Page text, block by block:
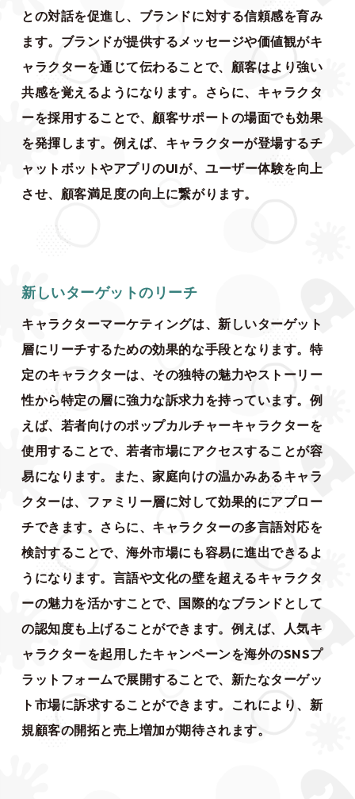
との対話を促進し、ブランドに対する信頼感を育み
ます。ブランドが提供するメッセージや価値観がキ
ャラクターを通じて伝わることで、顧客はより強い
共感を覚えるようになります。さらに、キャラクタ
ーを採用することで、顧客サポートの場面でも効果
を発揮します。例えば、キャラクターが登場するチ
ャットボットやアプリのUIが、ユーザー体験を向上
させ、顧客満足度の向上に繋がります。
新しいターゲットのリーチ
キャラクターマーケティングは、新しいターゲット
層にリーチするための効果的な手段となります。特
定のキャラクターは、その独特の魅力やストーリー
性から特定の層に強力な訴求力を持っています。例
えば、若者向けのポップカルチャーキャラクターを
使用することで、若者市場にアクセスすることが容
易になります。また、家庭向けの温かみあるキャラ
クターは、ファミリー層に対して効果的にアプロー
チできます。さらに、キャラクターの多言語対応を
検討することで、海外市場にも容易に進出できるよ
うになります。言語や文化の壁を超えるキャラクタ
ーの魅力を活かすことで、国際的なブランドとして
の認知度も上げることができます。例えば、人気キ
ャラクターを起用したキャンペーンを海外のSNSプ
ラットフォームで展開することで、新たなターゲッ
ト市場に訴求することができます。これにより、新
規顧客の開拓と売上増加が期待されます。